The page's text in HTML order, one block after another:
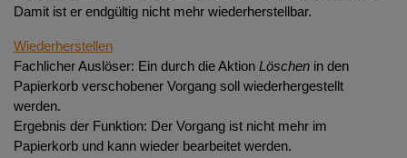
Damit ist er endgültig nicht mehr wiederherstellbar.
Wiederherstellen
Fachlicher Auslöser: Ein durch die Aktion Löschen in den
Papierkorb verschobener Vorgang soll wiederhergestellt
werden.
Ergebnis der Funktion: Der Vorgang ist nicht mehr im
Papierkorb und kann wieder bearbeitet werden.